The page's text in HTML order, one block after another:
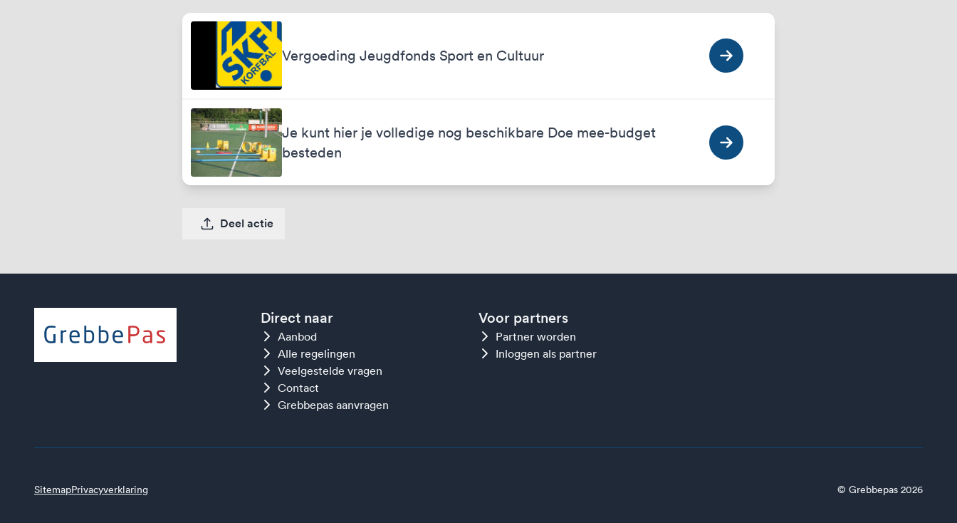
Vergoeding Jeugdfonds Sport en Cultuur
Je kunt hier je volledige nog beschikbare Doe mee-budget
besteden
Deel actie
Direct naar
Aanbod
Alle regelingen
Veelgestelde vragen
Contact
Grebbepas aanvragen
Voor partners
Partner worden
Inloggen als partner
SitemapPrivacyverklaring © Grebbepas 2026